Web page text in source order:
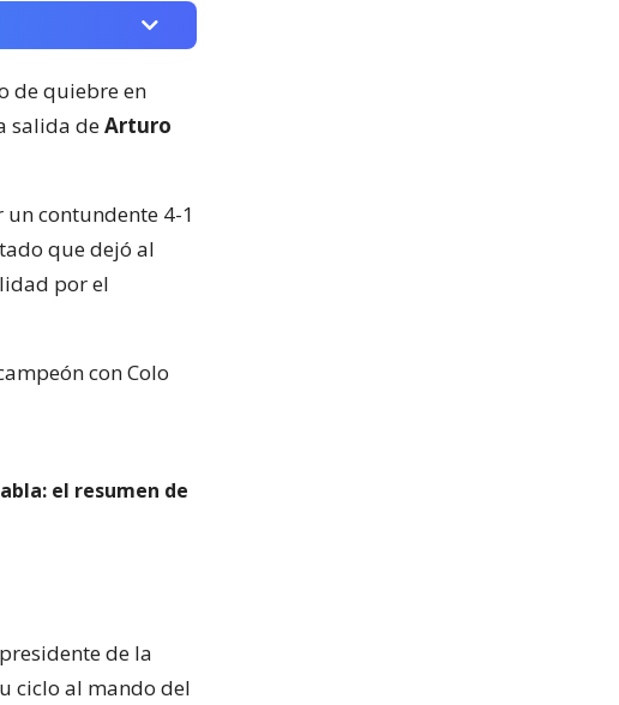
de quiebre en
salida deArturo
contundente 4-1
que dejó al
por el
con Colo
el resumen de
de la
ciclo al mando del